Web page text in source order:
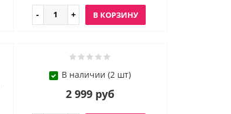
В КОРЗИНУ
В наличии (2 шт)
2 999 руб